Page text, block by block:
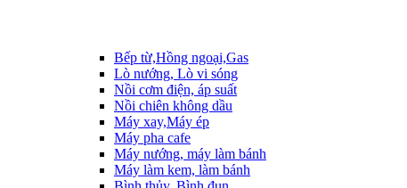
Bếp từ,Hồng ngoại,Gas
Lò nướng, Lò vi sóng
Nồi cơm điện, áp suất
Nồi chiên không dầu
Máy xay,Máy ép
Máy pha cafe
Máy nướng, máy làm bánh
Máy làm kem, làm bánh